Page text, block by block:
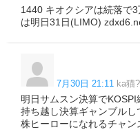
1440 キオクシアは続落で
は明日31日(LIMO)
7月30日 21:11 ka猫?
明日サムスン決算で
持ち越し決算ギャンブル
株ヒーローになれるチャン